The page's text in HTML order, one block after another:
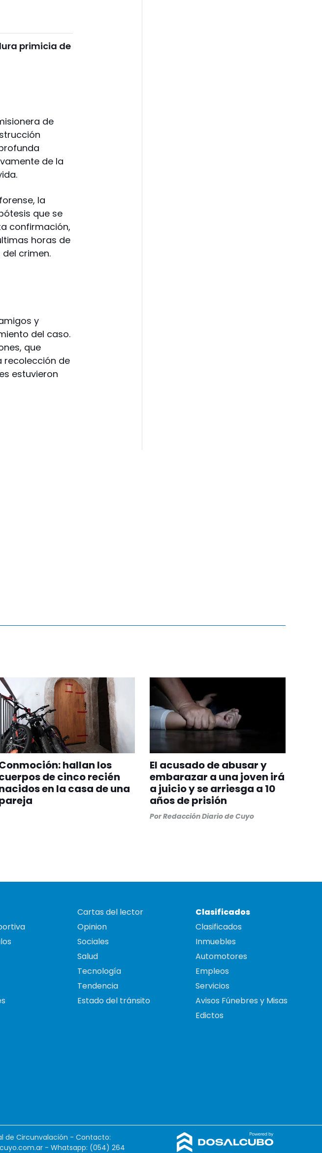
primicia de
de
de la
la
que se
confirmación,
horas de
crimen.
y
del caso.
que
recolección de
estuvieron
hallan los
de cinco recién
en la casa de una
El acusado de abusar y
embarazar a una joven irá
a juicio y se arriesga a 10
años de prisión
PorRedacción Diario de Cuyo
Cartas del lector
Opinion
Sociales
Salud
Tecnología
Tendencia
Estado del tránsito
Clasificados
Clasificados
Inmuebles
Automotores
Empleos
Servicios
Avisos Fúnebres y Misas
Edictos
de Circunvalación - Contacto:
- Whatsapp: (054) 264